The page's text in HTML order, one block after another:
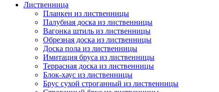
Лиственница
Планкен из лиственницы
Палубная доска из лиственницы
Вагонка штиль из лиственницы
Обрезная доска из лиственницы
Доска пола из лиственницы
Имитация бруса из лиственницы
Террасная доска из лиственницы
Блок-хаус из лиственницы
Брус сухой строганный из лиственницы